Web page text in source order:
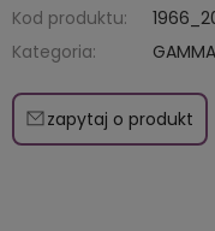
Kod produktu:
Kategoria:
zapytaj o produkt